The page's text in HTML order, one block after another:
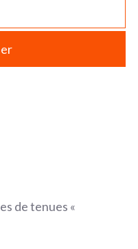
de tenues «